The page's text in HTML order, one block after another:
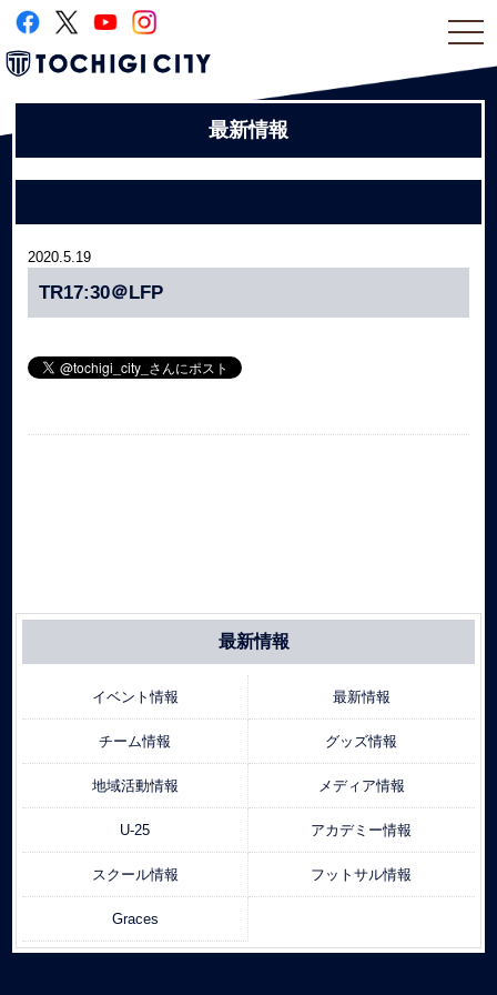
最新情報
2020.5.19
TR17:30＠LFP
最新情報
イベント情報 最新情報
チーム情報 グッズ情報
地域活動情報 メディア情報
U-25 アカデミー情報
スクール情報 フットサル情報
Graces